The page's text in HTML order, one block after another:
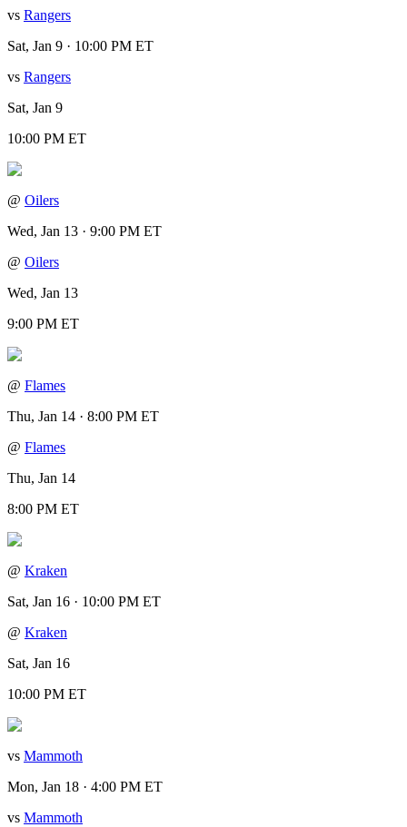
vs Rangers
Sat, Jan 9 · 10:00 PM ET
vs Rangers
Sat, Jan 9
10:00 PM ET
@ Oilers
Wed, Jan 13 · 9:00 PM ET
@ Oilers
Wed, Jan 13
9:00 PM ET
@ Flames
Thu, Jan 14 · 8:00 PM ET
@ Flames
Thu, Jan 14
8:00 PM ET
@ Kraken
Sat, Jan 16 · 10:00 PM ET
@ Kraken
Sat, Jan 16
10:00 PM ET
vs Mammoth
Mon, Jan 18 · 4:00 PM ET
vs Mammoth